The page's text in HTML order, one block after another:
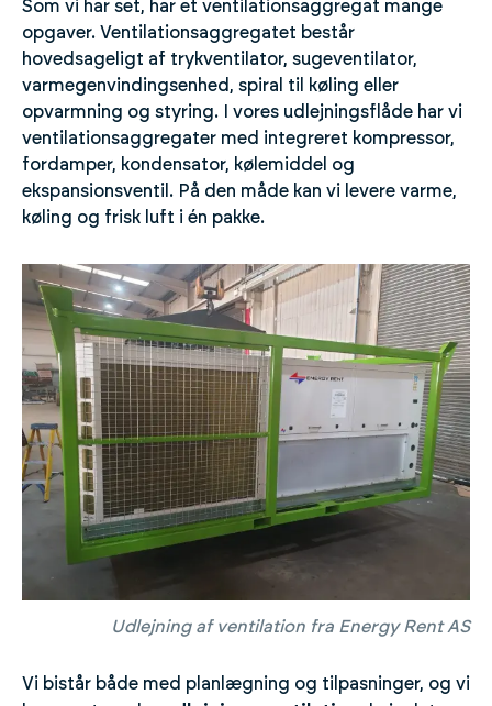
Som vi har set, har et ventilationsaggregat mange
opgaver. Ventilationsaggregatet består
hovedsageligt af trykventilator, sugeventilator,
varmegenvindingsenhed, spiral til køling eller
opvarmning og styring. I vores udlejningsflåde har vi
ventilationsaggregater med integreret kompressor,
fordamper, kondensator, kølemiddel og
ekspansionsventil. På den måde kan vi levere varme,
køling og frisk luft i én pakke.
Udlejning af ventilation fra Energy Rent AS
Vi bistår både med planlægning og tilpasninger, og vi